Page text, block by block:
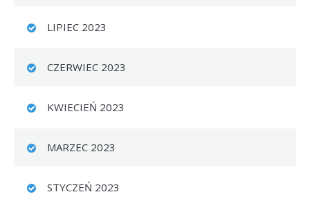
LIPIEC 2023
CZERWIEC 2023
KWIECIEŃ 2023
MARZEC 2023
STYCZEŃ 2023